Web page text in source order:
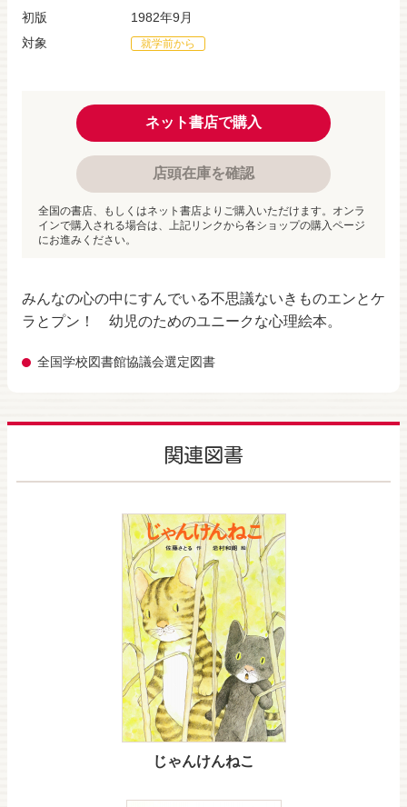
みんなの心の中にすんでいる不思議ないきものエンとケ
ラとプン！ 幼児のためのユニークな心理絵本。
全国学校図書館協議会選定図書
初版
1982年9月
対象
就学前から
ネット書店で購入
店頭在庫を確認
全国の書店、もしくはネット書店よりご購入いただけます。オンラ
インで購入される場合は、上記リンクから各ショップの購入ページ
にお進みください。
関連図書
じゃんけんねこ